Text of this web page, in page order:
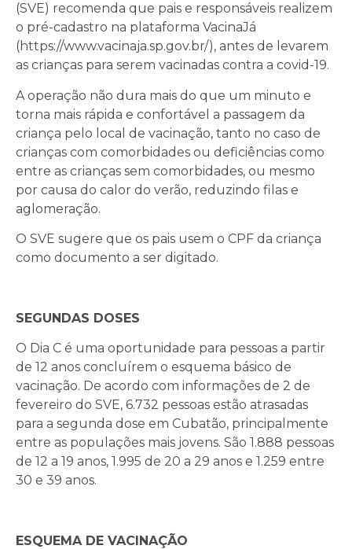
(SVE) recomenda que pais e responsáveis realizem
o pré-cadastro na plataforma VacinaJá
(https://www.vacinaja.sp.gov.br/), antes de levarem
as crianças para serem vacinadas contra a covid-19.
A operação não dura mais do que um minuto e
torna mais rápida e confortável a passagem da
criança pelo local de vacinação, tanto no caso de
crianças com comorbidades ou deficiências como
entre as crianças sem comorbidades, ou mesmo
por causa do calor do verão, reduzindo filas e
aglomeração.
O SVE sugere que os pais usem o CPF da criança
como documento a ser digitado.
SEGUNDAS DOSES
O Dia C é uma oportunidade para pessoas a partir
de 12 anos concluírem o esquema básico de
vacinação. De acordo com informações de 2 de
fevereiro do SVE, 6.732 pessoas estão atrasadas
para a segunda dose em Cubatão, principalmente
entre as populações mais jovens. São 1.888 pessoas
de 12 a 19 anos, 1.995 de 20 a 29 anos e 1.259 entre
30 e 39 anos.
ESQUEMA DE VACINAÇÃO